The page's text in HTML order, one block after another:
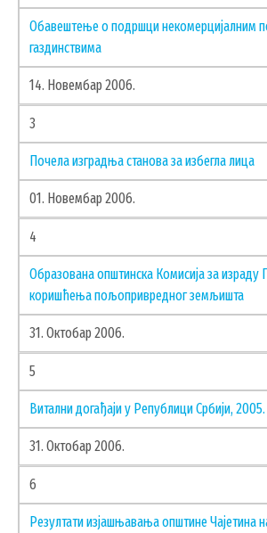
УСЛУГЕ
ВОДИЧ КРОЗ ЛОКАЛНУ
ПИСАРНИЦА
ВИРТУЕЛНИ МАТИЧАР
КОНКУРСИ, ПОЗИВИ,
ПОДНОШЕЊЕ ЗАХТЕВА
ГИС ЧАЈЕТИНА
ПОСТАВИТЕ НАМ ПИТАЊЕ
Обавештење о подршци некомерцијалним
газдинствима
14. Новембар 2006.
3
Почела изградња станова за избегла лица
01. Новембар 2006.
4
Образована општинска Комисија за израду
коришћења пољопривредног земљишта
31. Октобар 2006.
5
Витални догађаји у Републици Србији,
31. Октобар 2006.
6
Резултати изјашњавања општине Чајетина